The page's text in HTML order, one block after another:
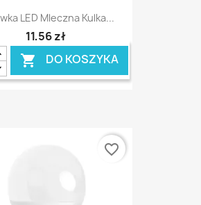
LED Mleczna Kulka...
11,56 zł
 DO KOSZYKA
favorite_border